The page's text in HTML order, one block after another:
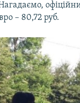
– 80,72 руб.